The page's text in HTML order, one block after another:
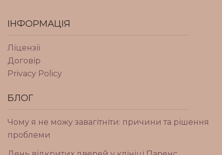
ІНФОРМАЦІЯ
Ліцензії
Договір
Privacy Policy
БЛОГ
Чому я не можу завагітніти: причини та рішення
проблеми